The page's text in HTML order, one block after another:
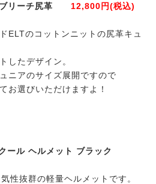
リーチ尻革 12,800円(税込)
ELTのコットンニットの尻革キュ
したデザイン。
ニアのサイズ展開ですので
お選びいただけますよ！
ル ヘルメット ブラック
性抜群の軽量ヘルメットです。